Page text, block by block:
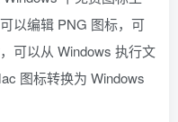
以编辑 PNG 图标，可
可以从 Windows 执行文
图标转换为 Windows